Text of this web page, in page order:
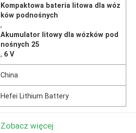
Kompaktowa bateria litowa dla wóz
ków podnośnych
,
Akumulator litowy dla wózków pod
nośnych 25
, 6 V
China
Hefei Lithium Battery
Zobacz więcej